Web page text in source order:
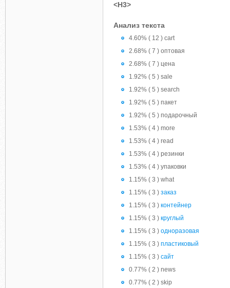
<H3>
Анализ текста
4.60% ( 12 ) cart
2.68% ( 7 ) оптовая
2.68% ( 7 ) цена
1.92% ( 5 ) sale
1.92% ( 5 ) search
1.92% ( 5 ) пакет
1.92% ( 5 ) подарочный
1.53% ( 4 ) more
1.53% ( 4 ) read
1.53% ( 4 ) резинки
1.53% ( 4 ) упаковки
1.15% ( 3 ) what
1.15% ( 3 ) заказ
1.15% ( 3 ) контейнер
1.15% ( 3 ) круглый
1.15% ( 3 ) одноразовая
1.15% ( 3 ) пластиковый
1.15% ( 3 ) сайт
0.77% ( 2 ) news
0.77% ( 2 ) skip